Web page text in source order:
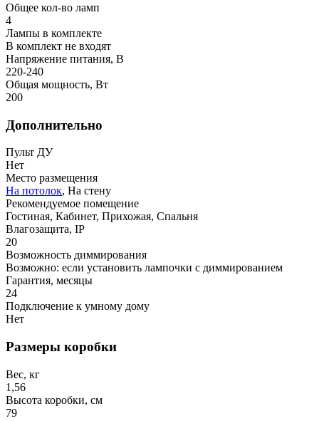
Общее кол-во ламп
4
Лампы в комплекте
В комплект не входят
Напряжение питания, В
220-240
Общая мощность, Вт
200
Дополнительно
Пульт ДУ
Нет
Место размещения
На потолок, На стену
Рекомендуемое помещение
Гостиная, Кабинет, Прихожая, Спальня
Влагозащита, IP
20
Возможность диммирования
Возможно: если установить лампочки с диммированием
Гарантия, месяцы
24
Подключение к умному дому
Нет
Размеры коробки
Вес, кг
1,56
Высота коробки, см
79